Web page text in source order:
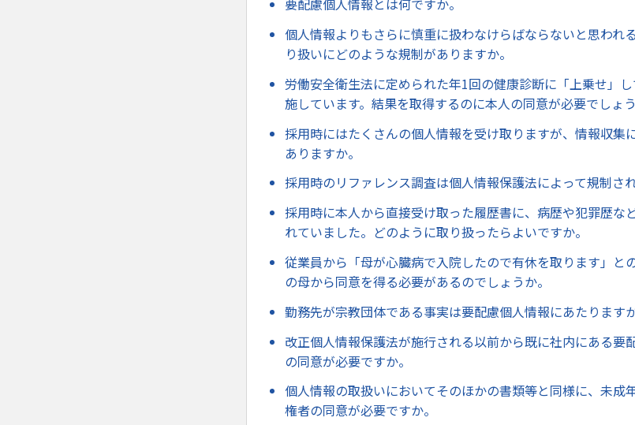
要配慮個人情報とは何ですか。
個人情報よりもさらに慎重に扱わなけらばならないと思われ
り扱いにどのような規制がありますか。
労働安全衛生法に定められた年1回の健康診断に「上乗せ」
施しています。結果を取得するのに本人の同意が必要でしょう
採用時にはたくさんの個人情報を受け取りますが、情報収集
ありますか。
採用時のリファレンス調査は個人情報保護法によって規制され
採用時に本人から直接受け取った履歴書に、病歴や犯罪歴な
れていました。どのように取り扱ったらよいですか。
従業員から「母が心臓病で入院したので有休を取ります」と
の母から同意を得る必要があるのでしょうか。
勤務先が宗教団体である事実は要配慮個人情報にあたりますか
改正個人情報保護法が施行される以前から既に社内にある要
の同意が必要ですか。
個人情報の取扱いにおいてそのほかの書類等と同様に、未成
権者の同意が必要ですか。